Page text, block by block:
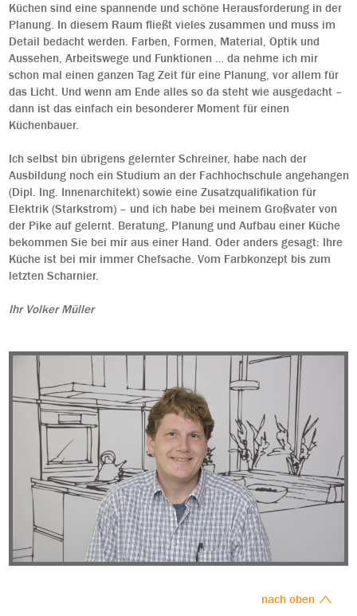
Küchen sind eine spannende und schöne Herausforderung in der
Planung. In diesem Raum fließt vieles zusammen und muss im
Detail bedacht werden. Farben, Formen, Material, Optik und
Aussehen, Arbeitswege und Funktionen … da nehme ich mir
schon mal einen ganzen Tag Zeit für eine Planung, vor allem für
das Licht. Und wenn am Ende alles so da steht wie ausgedacht –
dann ist das einfach ein besonderer Moment für einen
Küchenbauer.
Ich selbst bin übrigens gelernter Schreiner, habe nach der
Ausbildung noch ein Studium an der Fachhochschule angehangen
(Dipl. Ing. Innenarchitekt) sowie eine Zusatzqualifikation für
Elektrik (Starkstrom) – und ich habe bei meinem Großvater von
der Pike auf gelernt. Beratung, Planung und Aufbau einer Küche
bekommen Sie bei mir aus einer Hand. Oder anders gesagt: Ihre
Küche ist bei mir immer Chefsache. Vom Farbkonzept bis zum
letzten Scharnier.
Ihr Volker Müller
nach oben